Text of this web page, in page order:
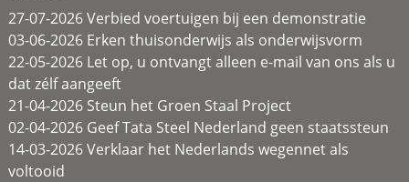
27-07-2026 Verbied voertuigen bij een demonstratie
03-06-2026 Erken thuisonderwijs als onderwijsvorm
22-05-2026 Let op, u ontvangt alleen e-mail van ons als u
dat zélf aangeeft
21-04-2026 Steun het Groen Staal Project
02-04-2026 Geef Tata Steel Nederland geen staatssteun
14-03-2026 Verklaar het Nederlands wegennet als
voltooid